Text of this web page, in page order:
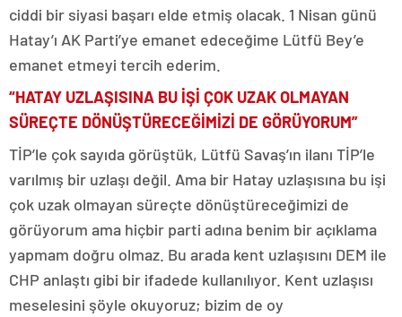
ciddi bir siyasi başarı elde etmiş olacak. 1 Nisan günü
Hatay’ı AK Parti’ye emanet edeceğime Lütfü Bey’e
emanet etmeyi tercih ederim.
“HATAY UZLAŞISINA BU İŞİ ÇOK UZAK OLMAYAN
SÜREÇTE DÖNÜŞTÜRECEĞİMİZİ DE GÖRÜYORUM”
TİP’le çok sayıda görüştük, Lütfü Savaş’ın ilanı TİP’le
varılmış bir uzlaşı değil. Ama bir Hatay uzlaşısına bu işi
çok uzak olmayan süreçte dönüştüreceğimizi de
görüyorum ama hiçbir parti adına benim bir açıklama
yapmam doğru olmaz. Bu arada kent uzlaşısını DEM ile
CHP anlaştı gibi bir ifadede kullanılıyor. Kent uzlaşısı
meselesini şöyle okuyoruz; bizim de oy